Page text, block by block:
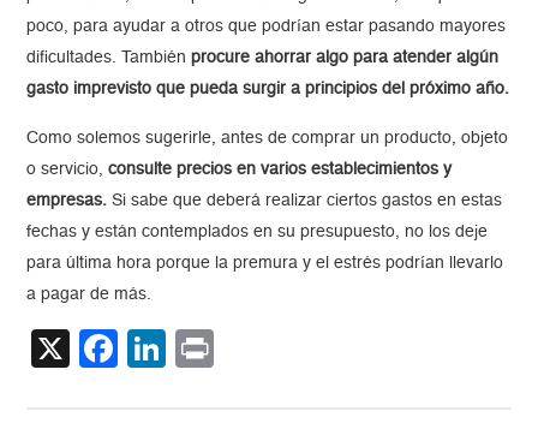
poco, para ayudar a otros que podrían estar pasando mayores
dificultades. Tambiénprocure ahorrar algo para atender algún
gasto imprevisto que pueda surgir a principios del próximo año.
Como solemos sugerirle, antes de comprar un producto, objeto
o servicio,consulte precios en varios establecimientos y
empresas. Si sabe que deberá realizar ciertos gastos en estas
fechas y están contemplados en su presupuesto, no los deje
para última hora porque la premura y el estrés podrían llevarlo
a pagar de más.
X Facebook
LinkedIn